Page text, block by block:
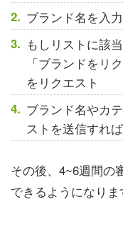
ブランド名を入
もしリストに該
「ブランドをリ
をリクエスト
ブランド名やカ
ストを送信すれ
その後、4~6週間の
できるようになりま